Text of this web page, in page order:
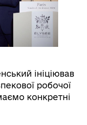
ініціював
робочої
конкретні